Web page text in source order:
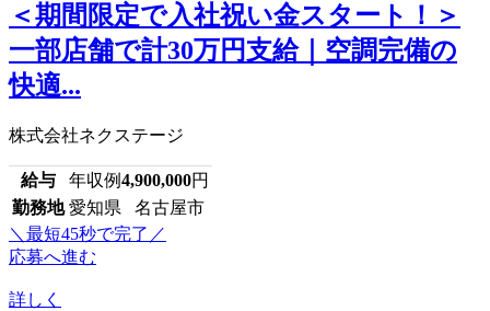
＜期間限定で入社祝い金スタート！＞
一部店舗で計30万円支給｜空調完備の
快適...
株式会社ネクステージ
給与 年収例4,900,000円
勤務地 愛知県 名古屋市
＼最短45秒で完了／
応募へ進む
詳しく